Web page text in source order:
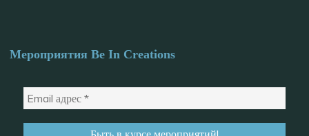
Мероприятия Be In Creations